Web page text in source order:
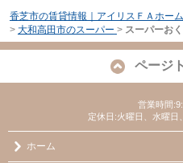
香芝市の賃貸情報｜アイリスＦＡホー
> 大和高田市のスーパー > スーパーお
ページ
営業時間
定休日:火曜日、水曜日
ホーム